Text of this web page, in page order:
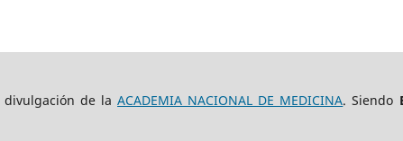
divulgación de laACADEMIA NACIONAL DE MEDICINA. Siendo